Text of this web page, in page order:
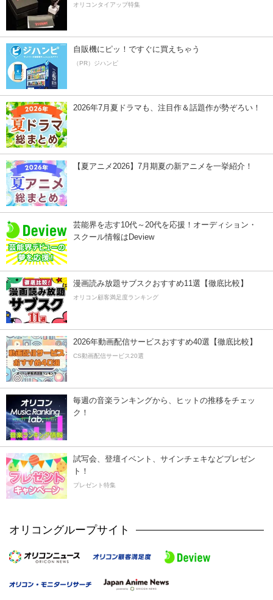
オリコンタイアップ特集
自販機にピッ！ですぐに買えちゃう
（PR）ジハンピ
2026年7月夏ドラマも、注目作＆話題作が勢ぞろい！
【夏アニメ2026】7月期夏の新アニメを一挙紹介！
芸能界を志す10代～20代を応援！オーディション・
スクール情報はDeview
漫画読み放題サブスクおすすめ11選【徹底比較】
オリコン顧客満足度ランキング
2026年動画配信サービスおすすめ40選【徹底比較】
CS動画配信サービス20選
毎週の音楽ランキングから、ヒットの推移をチェッ
ク！
試写会、登壇イベント、サインチェキなどプレゼン
ト！
プレゼント特集
オリコングループサイト